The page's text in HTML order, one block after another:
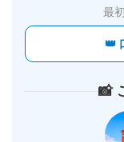
最
👑
📸